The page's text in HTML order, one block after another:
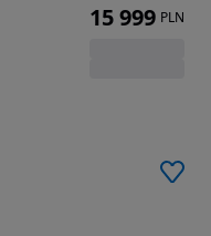
15 999 PLN